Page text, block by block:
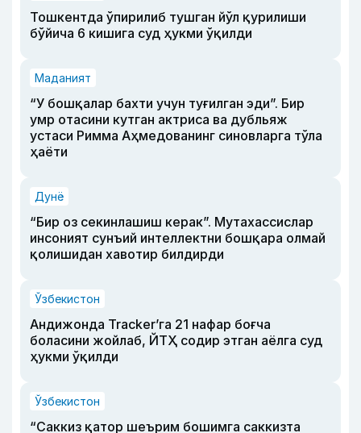
Тошкентда ўпирилиб тушган йўл қурилиши
бўйича 6 кишига суд ҳукми ўқилди
Маданият
“У бошқалар бахти учун туғилган эди”. Бир
умр отасини кутган актриса ва дубльяж
устаси Римма Аҳмедованинг синовларга тўла
ҳаёти
Дунё
“Бир оз секинлашиш керак”. Мутахассислар
инсоният сунъий интеллектни бошқара олмай
қолишидан хавотир билдирди
Ўзбекистон
Андижонда Tracker’га 21 нафар боғча
боласини жойлаб, ЙТҲ содир этган аёлга суд
ҳукми ўқилди
Ўзбекистон
“Саккиз қатор шеърим бошимга саккизта